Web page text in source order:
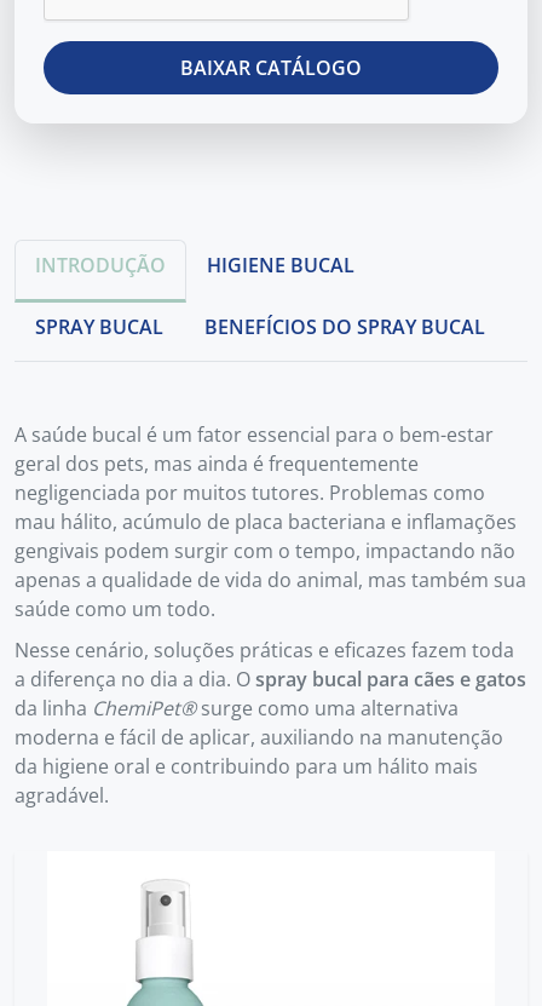
INTRODUÇÃO HIGIENE BUCAL
SPRAY BUCAL BENEFÍCIOS DO SPRAY BUCAL
A saúde bucal é um fator essencial para o bem-estar
geral dos pets, mas ainda é frequentemente
negligenciada por muitos tutores. Problemas como
mau hálito, acúmulo de placa bacteriana e inflamações
gengivais podem surgir com o tempo, impactando não
apenas a qualidade de vida do animal, mas também sua
saúde como um todo.
Nesse cenário, soluções práticas e eficazes fazem toda
a diferença no dia a dia. Ospray bucal para cães e gatos
da linha ChemiPet®surge como uma alternativa
moderna e fácil de aplicar, auxiliando na manutenção
da higiene oral e contribuindo para um hálito mais
agradável.